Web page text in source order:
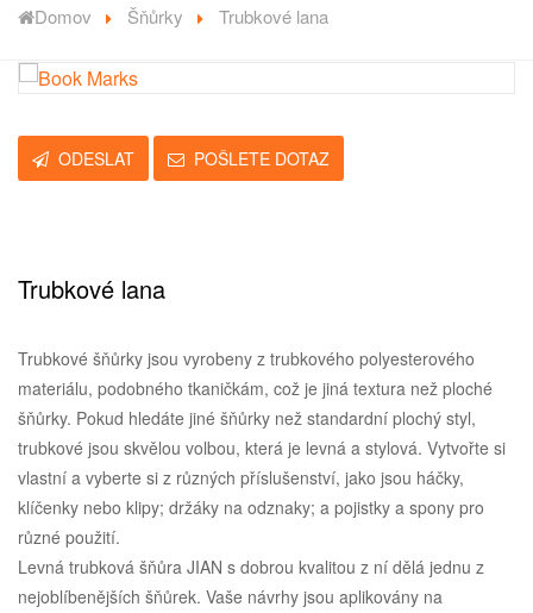
Domov Šňůrky Trubkové lana
ODESLAT POŠLETE DOTAZ
Trubkové lana
Trubkové šňůrky jsou vyrobeny z trubkového polyesterového
materiálu, podobného tkaničkám, což je jiná textura než ploché
šňůrky. Pokud hledáte jiné šňůrky než standardní plochý styl,
trubkové jsou skvělou volbou, která je levná a stylová. Vytvořte si
vlastní a vyberte si z různých příslušenství, jako jsou háčky,
klíčenky nebo klipy; držáky na odznaky; a pojistky a spony pro
různé použití.
Levná trubková šňůra JIAN s dobrou kvalitou z ní dělá jednu z
nejoblíbenějších šňůrek. Vaše návrhy jsou aplikovány na